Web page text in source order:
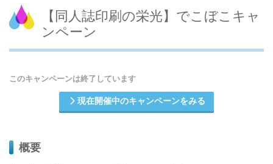
【同人誌印刷の栄光】でこぼこキャ
ンペーン
このキャンペーンは終了しています
現在開催中のキャンペーンをみる
概要